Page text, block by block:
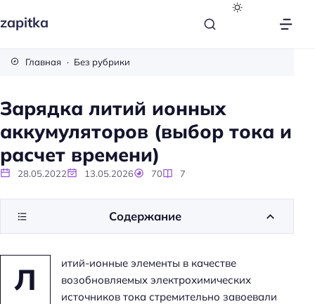
zapitka
Главная Без рубрики
Зарядка литий ионных
аккумуляторов (выбор тока и
расчет времени)
28.05.2022 13.05.2026 70 7
Л
итий-ионные элементы в качестве
возобновляемых электрохимических
источников тока стремительно завоевали
Содержание